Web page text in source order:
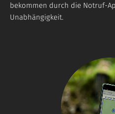
bekommen durch die Notruf-
Unabhängigkeit.